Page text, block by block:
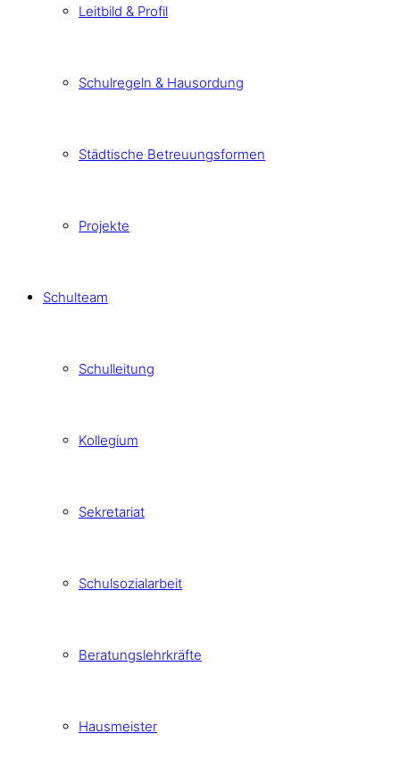
Leitbild & Profil
Schulregeln & Hausordung
Städtische Betreuungsformen
Projekte
Schulteam
Schulleitung
Kollegium
Sekretariat
Schulsozialarbeit
Beratungslehrkräfte
Hausmeister